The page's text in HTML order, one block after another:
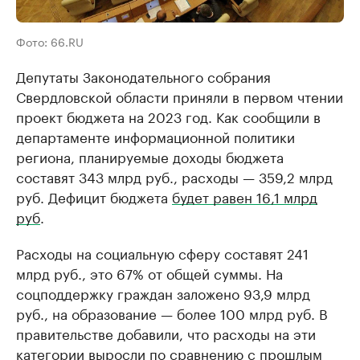
Фото: 66.RU
Депутаты Законодательного собрания
Свердловской области приняли в первом чтении
проект бюджета на 2023 год. Как сообщили в
департаменте информационной политики
региона, планируемые доходы бюджета
составят 343 млрд руб., расходы — 359,2 млрд
руб. Дефицит бюджета будет равен 16,1 млрд
руб
Расходы на социальную сферу составят 241
млрд руб., это 67% от общей суммы. На
соцподдержку граждан заложено 93,9 млрд
руб., на образование — более 100 млрд руб. В
правительстве добавили, что расходы на эти
категории выросли по сравнению с прошлым